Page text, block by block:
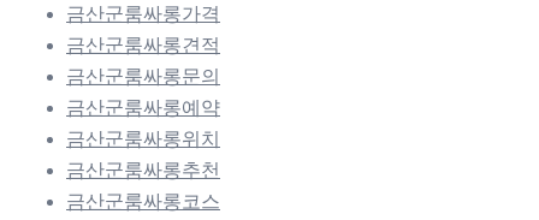
금산군룸싸롱가격
금산군룸싸롱견적
금산군룸싸롱문의
금산군룸싸롱예약
금산군룸싸롱위치
금산군룸싸롱추천
금산군룸싸롱코스